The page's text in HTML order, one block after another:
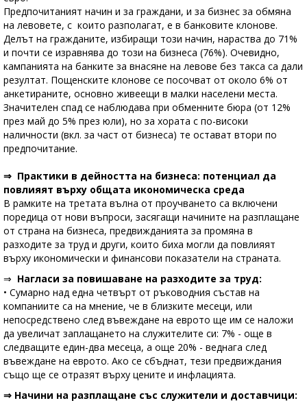
Предпочитаният начин и за граждани, и за бизнес за обмяна
на левовете, с които разполагат, е в банковите клонове.
Делът на гражданите, избиращи този начин, нараства до 71%
и почти се изравнява до този на бизнеса (76%). Очевидно,
кампанията на банките за внасяне на левове без такса са дали
резултат. Пощенските клонове се посочват от около 6% от
анкетираните, основно живеещи в малки населени места.
Значителен спад се наблюдава при обменните бюра (от 12%
през май до 5% през юли), но за хората с по-високи
наличности (вкл. за част от бизнеса) те остават втори по
предпочитание.
⇒ Практики в дейността на бизнеса: потенциал да
повлияят върху общата икономическа среда
В рамките на третата вълна от проучването са включени
поредица от нови въпроси, засягащи начините на разплащане
от страна на бизнеса, предвижданията за промяна в
разходите за труд и други, които биха могли да повлияят
върху икономически и финансови показатели на страната.
⇒ Нагласи за повишаване на разходите за труд:
• Сумарно над една четвърт от ръководния състав на
компаниите са на мнение, че в близките месеци, или
непосредствено след въвеждане на еврото ще им се наложи
да увеличат заплащането на служителите си: 7% - още в
следващите един-два месеца, а още 20% - веднага след
въвеждане на еврото. Ако се сбъднат, тези предвиждания
също ще се отразят върху цените и инфлацията.
⇒ Начини на разплащане със служители и доставчици: